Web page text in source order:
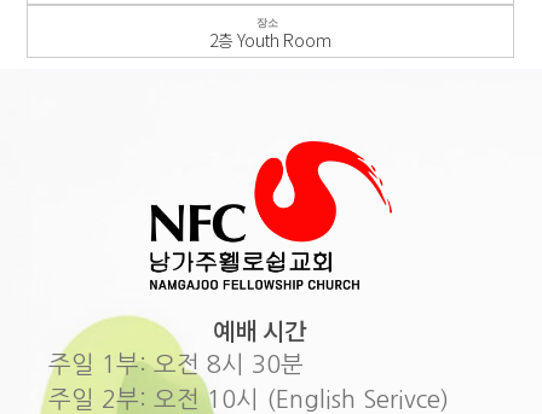
장소
2층 Youth Room
예배 시간
주일 1부: 오전 8시 30분
주일 2부: 오전 10시 (English Serivce)